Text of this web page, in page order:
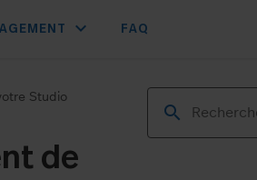
expand_more FAQ
Studio
de